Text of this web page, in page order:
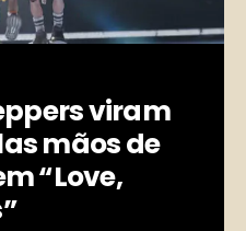
viram
mãos de
“Love,